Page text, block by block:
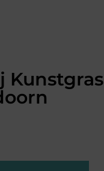
Kunstgras